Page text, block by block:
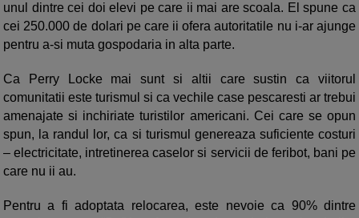
unul dintre cei doi elevi pe care ii mai are scoala. El spune ca
cei 250.000 de dolari pe care ii ofera autoritatile nu i-ar ajunge
pentru a-si muta gospodaria in alta parte.
Ca Perry Locke mai sunt si altii care sustin ca viitorul
comunitatii este turismul si ca vechile case pescaresti ar trebui
amenajate si inchiriate turistilor americani. Cei care se opun
spun, la randul lor, ca si turismul genereaza suficiente costuri
– electricitate, intretinerea caselor si servicii de feribot, bani pe
care nu ii au.
Pentru a fi adoptata relocarea, este nevoie ca 90% dintre